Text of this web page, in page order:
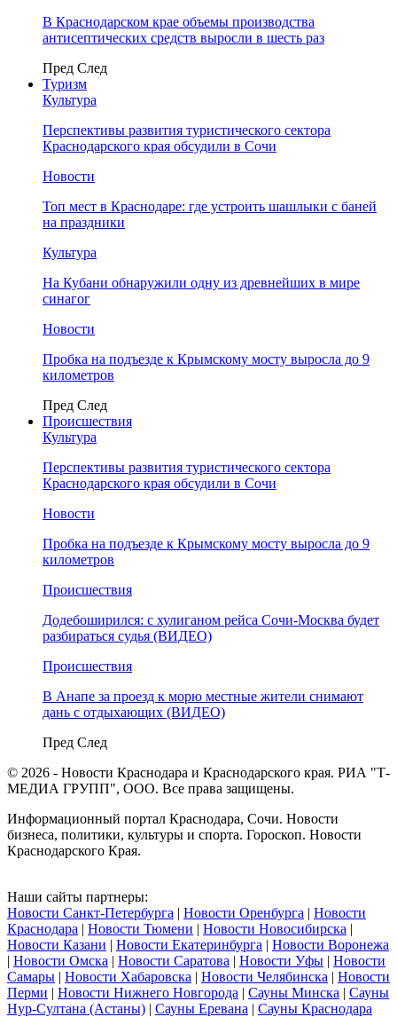
В Краснодарском крае объемы производства
антисептических средств выросли в шесть раз
Пред След
Туризм
Культура
Перспективы развития туристического сектора
Краснодарского края обсудили в Сочи
Новости
Топ мест в Краснодаре: где устроить шашлыки с баней
на праздники
Культура
На Кубани обнаружили одну из древнейших в мире
синагог
Новости
Пробка на подъезде к Крымскому мосту выросла до 9
километров
Пред След
Происшествия
Культура
Перспективы развития туристического сектора
Краснодарского края обсудили в Сочи
Новости
Пробка на подъезде к Крымскому мосту выросла до 9
километров
Происшествия
Додебоширился: с хулиганом рейса Сочи-Москва будет
разбираться судья (ВИДЕО)
Происшествия
В Анапе за проезд к морю местные жители снимают
дань с отдыхающих (ВИДЕО)
Пред След
© 2026 - Новости Краснодара и Краснодарского края. РИА "Т-
МЕДИА ГРУПП", ООО. Все права защищены.
Информационный портал Краснодара, Сочи. Новости
бизнеса, политики, культуры и спорта. Гороскоп. Новости
Краснодарского Края.
Наши сайты партнеры:
Новости Санкт-Петербурга | Новости Оренбурга | Новости
Краснодара | Новости Тюмени | Новости Новосибирска |
Новости Казани | Новости Екатеринбурга | Новости Воронежа
| Новости Омска | Новости Саратова | Новости Уфы | Новости
Самары | Новости Хабаровска | Новости Челябинска | Новости
Перми | Новости Нижнего Новгорода | Сауны Минска | Сауны
Нур-Султана (Астаны) | Сауны Еревана | Сауны Краснодара